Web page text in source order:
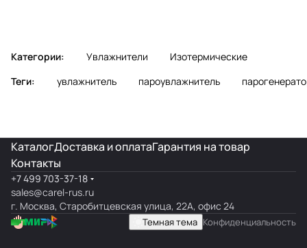
Категории: Увлажнители
Изотермические
Теги:
увлажнитель пароувлажнитель
КаталогДоставка и оплатаГарантия на товар
Контакты
+7 499 703-37-18
sales@carel-rus.ru
г. Москва, Старобитцевская улица, 22А, офис 24
Темная тема Конфиденциальность